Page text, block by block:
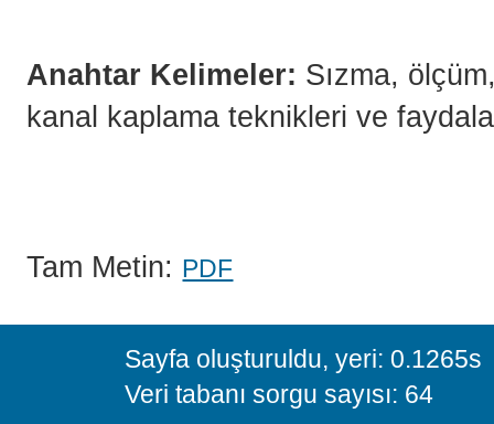
Anahtar Kelimeler: Sızma,
kanal kaplama teknikleri ve
Tam Metin: PDF
Sayfa oluşturuldu, yeri: 0.1265s
Veri tabanı sorgu sayısı: 64